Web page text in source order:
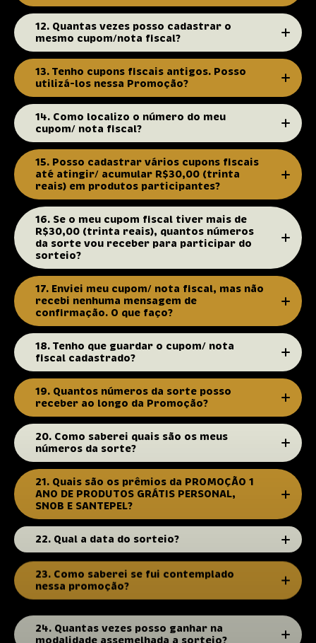
12. Quantas vezes posso cadastrar o
mesmo cupom/nota fiscal?
13. Tenho cupons fiscais antigos. Posso
utilizá-los nessa Promoção?
14. Como localizo o número do meu
cupom/ nota fiscal?
15. Posso cadastrar vários cupons fiscais
até atingir/ acumular R$30,00 (trinta
reais) em produtos participantes?
16. Se o meu cupom fiscal tiver mais de
R$30,00 (trinta reais), quantos números
da sorte vou receber para participar do
sorteio?
17. Enviei meu cupom/ nota fiscal, mas não
recebi nenhuma mensagem de
confirmação. O que faço?
18. Tenho que guardar o cupom/ nota
fiscal cadastrado?
19. Quantos números da sorte posso
receber ao longo da Promoção?
20. Como saberei quais são os meus
números da sorte?
21. Quais são os prêmios da PROMOÇÃO 1
ANO DE PRODUTOS GRÁTIS PERSONAL,
SNOB E SANTEPEL?
22. Qual a data do sorteio?
23. Como saberei se fui contemplado
nessa promoção?
24. Quantas vezes posso ganhar na
modalidade assemelhada a sorteio?